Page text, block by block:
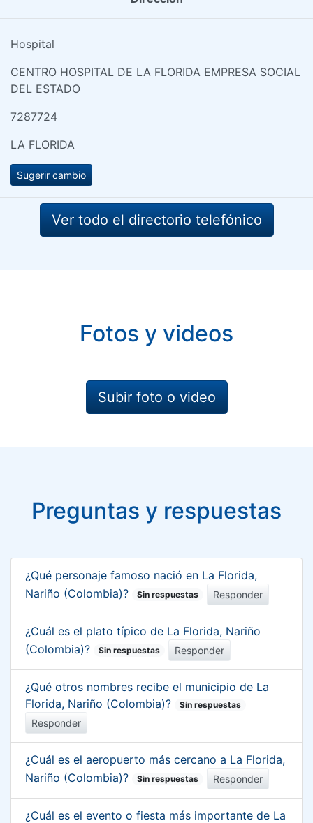
Hospital
CENTRO HOSPITAL DE LA FLORIDA EMPRESA SOCIAL
DEL ESTADO
7287724
LA FLORIDA
Sugerir cambio
Ver todo el directorio telefónico
Fotos y videos
Subir foto o video
Preguntas y respuestas
¿Qué personaje famoso nació en La Florida,
Nariño (Colombia)?
Sin respuestas Responder
¿Cuál es el plato típico de La Florida, Nariño
(Colombia)?
Sin respuestas Responder
¿Qué otros nombres recibe el municipio de La
Florida, Nariño (Colombia)?
Sin respuestas
Responder
¿Cuál es el aeropuerto más cercano a La Florida,
Nariño (Colombia)?
Sin respuestas Responder
¿Cuál es el evento o fiesta más importante de La